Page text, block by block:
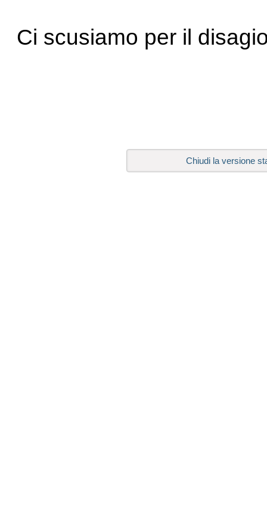
Ci scusiamo per il
Chiudi la versione